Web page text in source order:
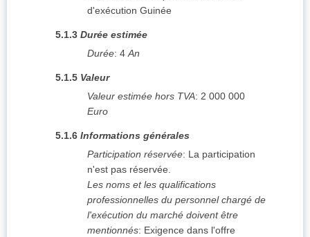
d'exécution Guinée
5.1.3 Durée estimée
Durée: 4 An
5.1.5 Valeur
Valeur estimée hors TVA: 2 000 000
Euro
5.1.6 Informations générales
Participation réservée: La participation
n'est pas réservée.
Les noms et les qualifications
professionnelles du personnel chargé de
l'exécution du marché doivent être
mentionnés: Exigence dans l'offre